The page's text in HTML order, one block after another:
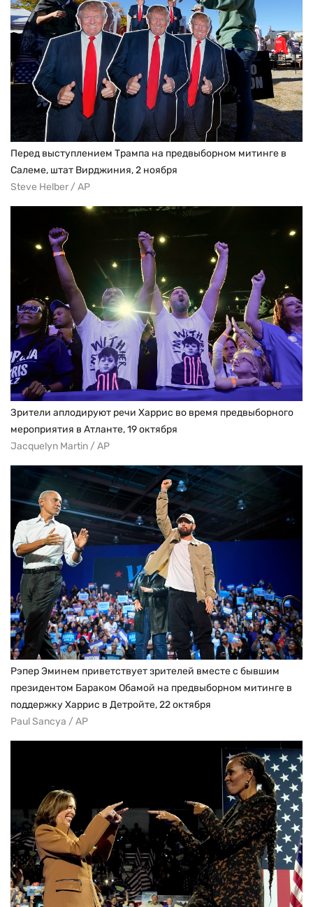
Перед выступлением Трампа на предвыборном митинге в
Салеме, штат Вирджиния, 2 ноября
Steve Helber / AP
Зрители аплодируют речи Харрис во время предвыборного
мероприятия в Атланте, 19 октября
Jacquelyn Martin / AP
Рэпер Эминем приветствует зрителей вместе с бывшим
президентом Бараком Обамой на предвыборном митинге в
поддержку Харрис в Детройте, 22 октября
Paul Sancya / AP